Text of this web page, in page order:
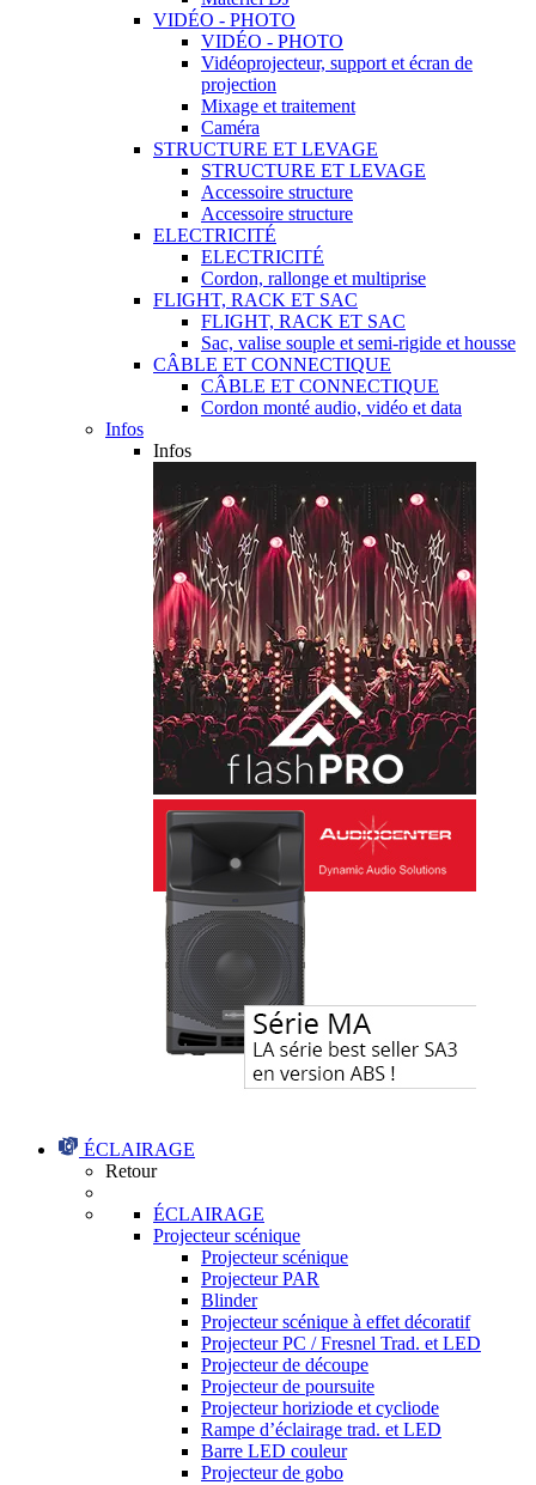
VIDÉO - PHOTO
VIDÉO - PHOTO
Vidéoprojecteur, support et écran de
projection
Mixage et traitement
Caméra
STRUCTURE ET LEVAGE
STRUCTURE ET LEVAGE
Accessoire structure
Accessoire structure
ELECTRICITÉ
ELECTRICITÉ
Cordon, rallonge et multiprise
FLIGHT, RACK ET SAC
FLIGHT, RACK ET SAC
Sac, valise souple et semi-rigide et housse
CÂBLE ET CONNECTIQUE
CÂBLE ET CONNECTIQUE
Cordon monté audio, vidéo et data
Infos
Infos
ÉCLAIRAGE
Retour
ÉCLAIRAGE
Projecteur scénique
Projecteur scénique
Projecteur PAR
Blinder
Projecteur scénique à effet décoratif
Projecteur PC / Fresnel Trad. et LED
Projecteur de découpe
Projecteur de poursuite
Projecteur horiziode et cycliode
Rampe d’éclairage trad. et LED
Barre LED couleur
Projecteur de gobo